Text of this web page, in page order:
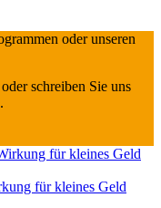
oder unseren
schreiben Sie uns
für kleines Geld